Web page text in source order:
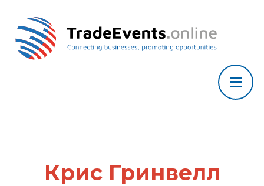
Крис Гринвелл